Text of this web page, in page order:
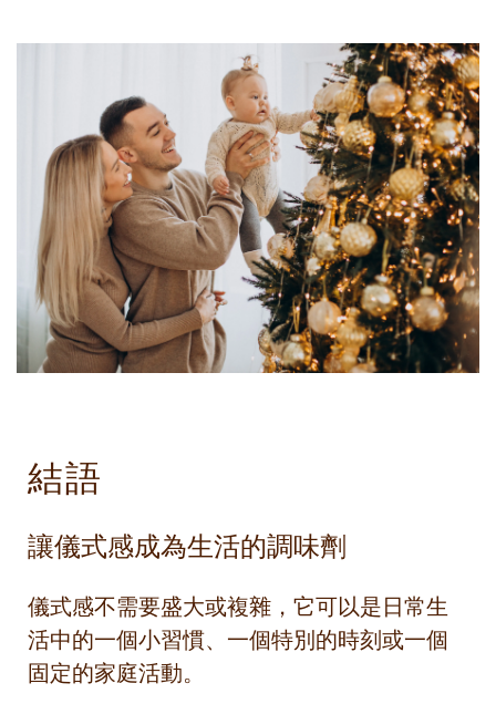
結語
讓儀式感成為生活的調味劑
儀式感不需要盛大或複雜，它可以是日常生
活中的一個小習慣、一個特別的時刻或一個
固定的家庭活動。